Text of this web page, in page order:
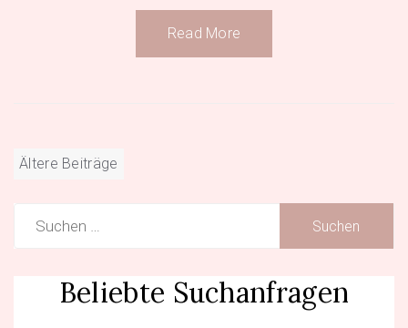
Read More
Beitragsnavigation
Ältere Beiträge
nach:
Beliebte Suchanfragen